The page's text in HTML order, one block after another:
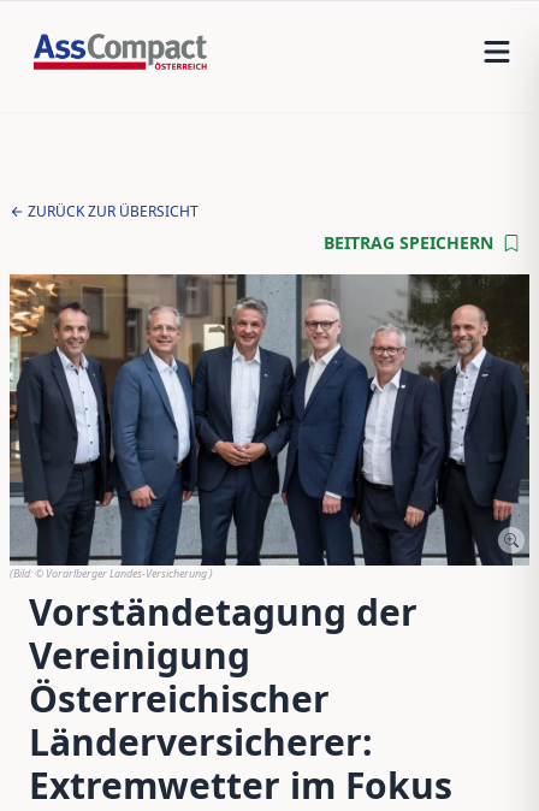
ZURÜCK ZUR ÜBERSICHT
BEITRAG SPEICHERN
(Bild:© Vorarlberger Landes-Versicherung)
Vorständetagung der
Vereinigung
Österreichischer
Länderversicherer:
Extremwetter im Fokus